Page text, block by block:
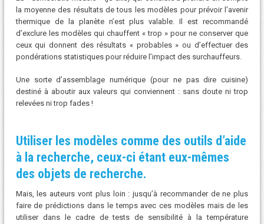
la moyenne des résultats de tous les modèles pour prévoir l’avenir
thermique de la planète n’est plus valable. Il est recommandé
d’exclure les modèles qui chauffent « trop » pour ne conserver que
ceux qui donnent des résultats « probables » ou d’effectuer des
pondérations statistiques pour réduire l’impact des surchauffeurs.
Une sorte d’assemblage numérique (pour ne pas dire cuisine)
destiné à aboutir aux valeurs qui conviennent : sans doute ni trop
relevées ni trop fades !
Utiliser les modèles comme des outils d’aide
à la recherche, ceux-ci étant eux-mêmes
des objets de recherche.
Mais, les auteurs vont plus loin : jusqu’à recommander de ne plus
faire de prédictions dans le temps avec ces modèles mais de les
utiliser dans le cadre de tests de sensibilité à la température